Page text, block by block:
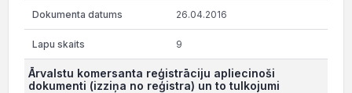
26.04.2016
9
Ārvalstu komersanta reģistrāciju apliecinoši
dokumenti (izziņa no reģistra) un to tulkojumi